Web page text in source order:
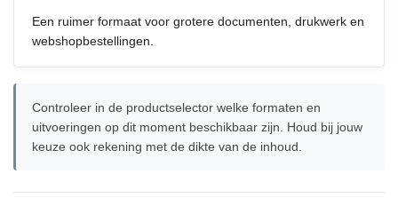
Een ruimer formaat voor grotere documenten, drukwerk en
webshopbestellingen.
Controleer in de productselector welke formaten en
uitvoeringen op dit moment beschikbaar zijn. Houd bij jouw
keuze ook rekening met de dikte van de inhoud.